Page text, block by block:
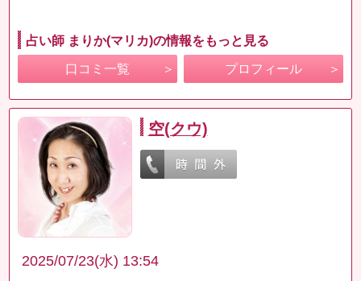
占い師 まりか(マリカ)の情報をもっと見る
口コミ一覧 プロフィール
空(クウ)
2025/07/23(水) 13:54